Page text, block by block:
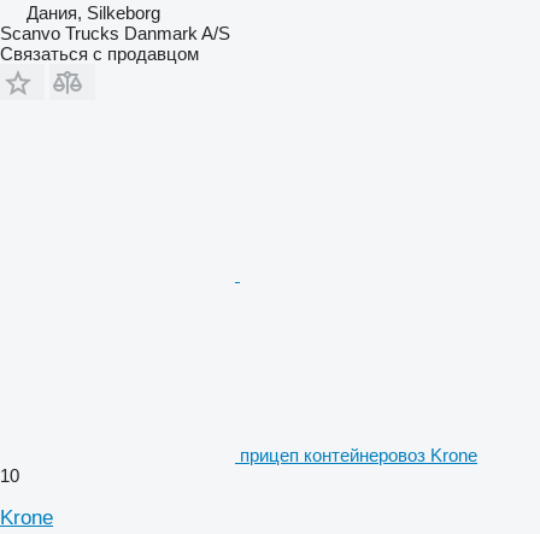
Дания, Silkeborg
Scanvo Trucks Danmark A/S
Связаться с продавцом
прицеп контейнеровоз Krone
10
Krone